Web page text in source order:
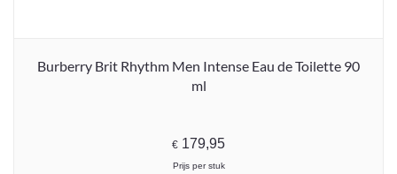
Burberry Brit Rhythm Men Intense Eau de Toilette 90
ml
€ 179,95
Prijs per stuk